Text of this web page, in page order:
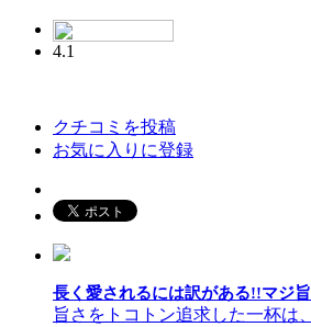
4.1
クチコミを投稿
お気に入りに登録
長く愛されるには訳がある!!マジ
旨さをトコトン追求した一杯は